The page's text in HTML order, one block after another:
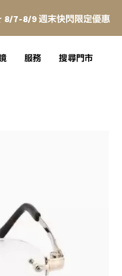
7~8/9 週末快閃限定優惠
服務 搜尋門市